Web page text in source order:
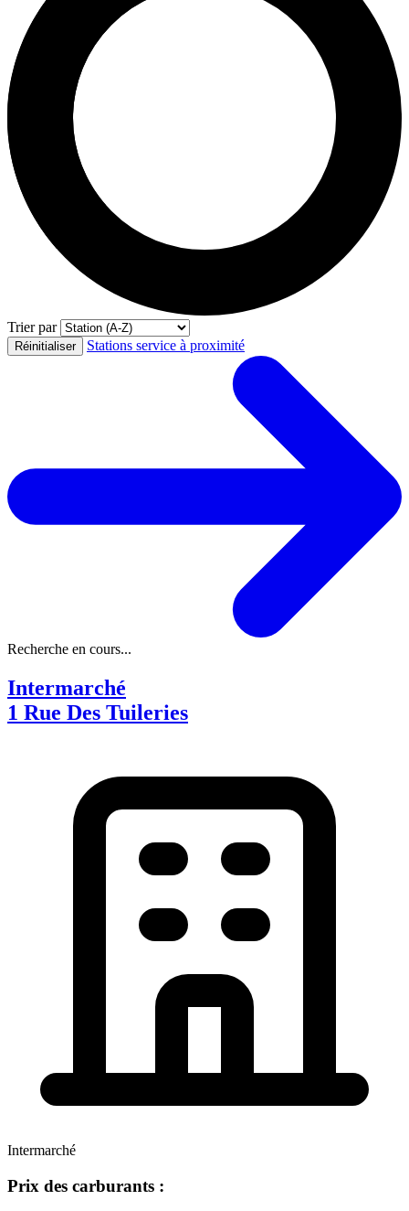
Trier par
Réinitialiser Stations service à proximité
Recherche en cours...
Intermarché
1 Rue Des Tuileries
Intermarché
Prix des carburants :